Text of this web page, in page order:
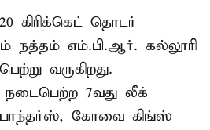
கிரிக்கெட் தொடர்
நத்தம் எம்.பி.ஆர். கல்லூரி
வருகிறது.
7வது லீக்
கோவை கிங்ஸ்